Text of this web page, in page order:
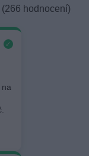
(266 hodnocení)
✓